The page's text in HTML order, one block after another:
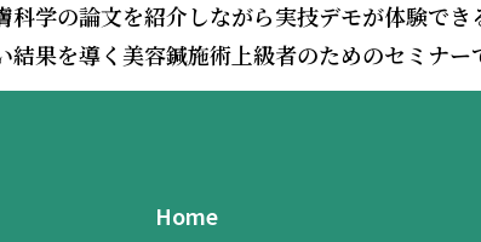
学の論文を紹介しながら実技デモが体験でき
果を導く美容鍼施術上級者のためのセミナー
Home